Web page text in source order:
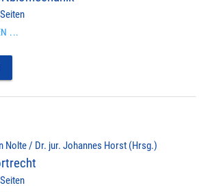
...
Nolte / Dr. jur. Johannes Horst (Hrsg.)